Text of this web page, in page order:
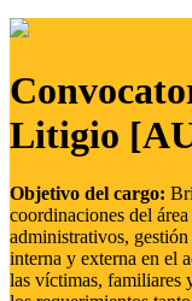
Litigio
Objetivo del cargo:
coordinaciones del
administrativos,
interna y externa en el
las víctimas, familiares